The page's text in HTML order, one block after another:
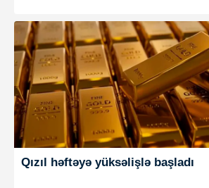
Qızıl həftəyə yüksəlişlə başladı